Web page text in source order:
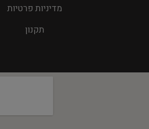
מדיניות פרטיות
תקנון